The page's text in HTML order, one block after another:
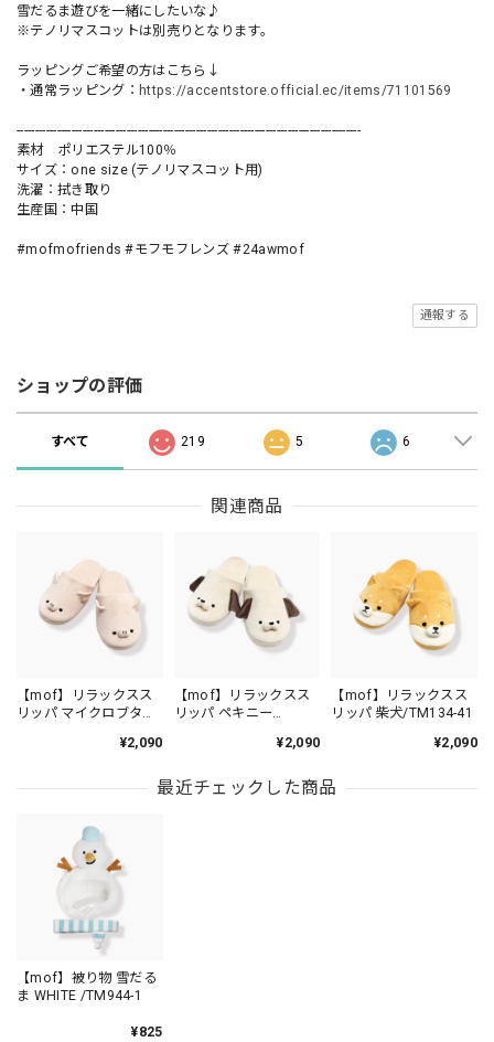
雪だるま遊びを一緒にしたいな♪
※テノリマスコットは別売りとなります。
ラッピングご希望の方はこちら↓
・通常ラッピング： https://accentstore.official.ec/items/71101569
----------------------------------------------------------------------------------------------
素材 ポリエステル100％
サイズ：one size (テノリマスコット用)
洗濯：拭き取り
生産国：中国
#mofmofriends #モフモフレンズ #24awmof
通報する
ショップの評価
すべて 219 5 6
関連商品
【mof】リラックスス
リッパ マイクロブタ
¥2,090
【mof】リラックスス
リッパ ペキニー
¥2,090
【mof】リラックスス
リッパ 柴犬/TM134-41
¥2,090
最近チェックした商品
【mof】被り物 雪だる
ま WHITE /TM944-1
¥825